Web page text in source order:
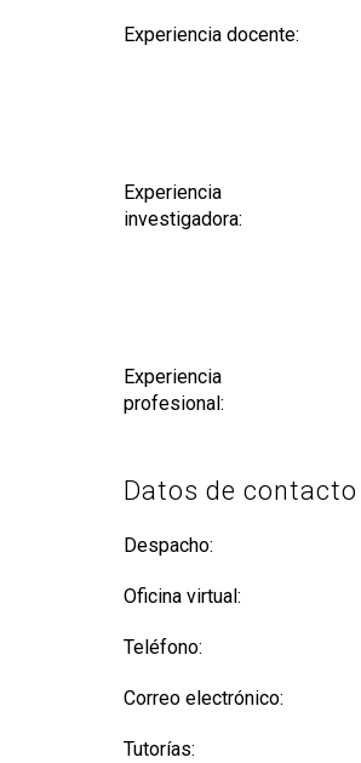
Experiencia docente:
Experiencia
investigadora:
Experiencia
profesional:
Datos de contacto
Despacho:
Oficina virtual:
Teléfono:
Correo electrónico:
Tutorías: